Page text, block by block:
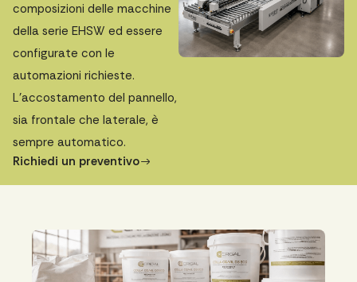
composizioni delle macchine
della serie EHSW ed essere
configurate con le
automazioni richieste.
L’accostamento del pannello,
sia frontale che laterale, è
sempre automatico.
Richiedi un preventivo